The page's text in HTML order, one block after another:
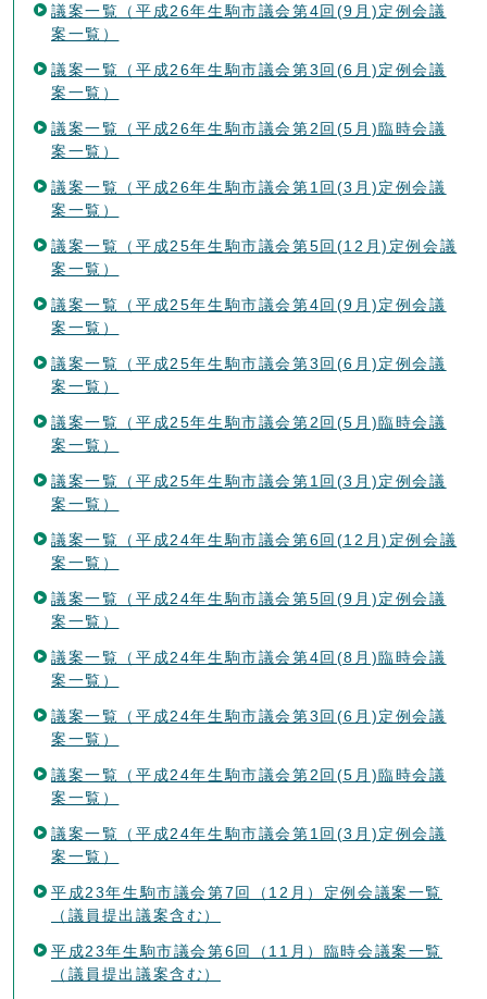
議案一覧（平成26年生駒市議会第4回(9月)定例会議
案一覧）
議案一覧（平成26年生駒市議会第3回(6月)定例会議
案一覧）
議案一覧（平成26年生駒市議会第2回(5月)臨時会議
案一覧）
議案一覧（平成26年生駒市議会第1回(3月)定例会議
案一覧）
議案一覧（平成25年生駒市議会第5回(12月)定例会議
案一覧）
議案一覧（平成25年生駒市議会第4回(9月)定例会議
案一覧）
議案一覧（平成25年生駒市議会第3回(6月)定例会議
案一覧）
議案一覧（平成25年生駒市議会第2回(5月)臨時会議
案一覧）
議案一覧（平成25年生駒市議会第1回(3月)定例会議
案一覧）
議案一覧（平成24年生駒市議会第6回(12月)定例会議
案一覧）
議案一覧（平成24年生駒市議会第5回(9月)定例会議
案一覧）
議案一覧（平成24年生駒市議会第4回(8月)臨時会議
案一覧）
議案一覧（平成24年生駒市議会第3回(6月)定例会議
案一覧）
議案一覧（平成24年生駒市議会第2回(5月)臨時会議
案一覧）
議案一覧（平成24年生駒市議会第1回(3月)定例会議
案一覧）
平成23年生駒市議会第7回（12月）定例会議案一覧
（議員提出議案含む）
平成23年生駒市議会第6回（11月）臨時会議案一覧
（議員提出議案含む）